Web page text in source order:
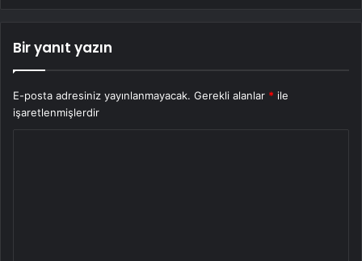
Bir yanıt yazın
E-posta adresiniz yayınlanmayacak. Gerekli alanlar * ile
işaretlenmişlerdir